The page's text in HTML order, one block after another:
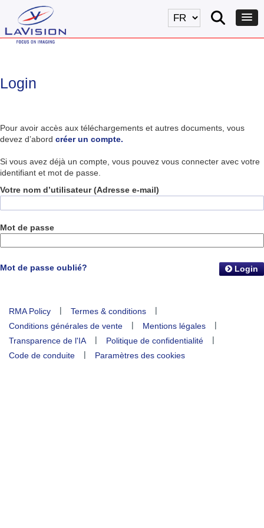
Login
Pour avoir accès aux téléchargements et autres documents, vous
devez d’abord créer un compte.
Si vous avez déjà un compte, vous pouvez vous connecter avec votre
identifiant et mot de passe.
Votre nom d’utilisateur (Adresse e-mail)
Mot de passe
Mot de passe oublié? Login
RMA Policy | Termes & conditions
|
Conditions générales de vente
| Mentions légales
|
Transparence de l'IA
| Politique de confidentialité
|
Code de conduite
| Paramètres des cookies